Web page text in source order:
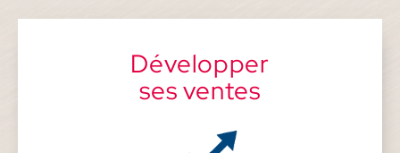
Développer
ses ventes